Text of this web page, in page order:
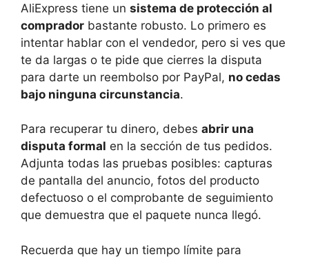
AliExpress tiene un sistema de protección al
comprador bastante robusto. Lo primero es
intentar hablar con el vendedor, pero si ves que
te da largas o te pide que cierres la disputa
para darte un reembolso por PayPal, no cedas
bajo ninguna circunstancia.
Para recuperar tu dinero, debes abrir una
disputa formal en la sección de tus pedidos.
Adjunta todas las pruebas posibles: capturas
de pantalla del anuncio, fotos del producto
defectuoso o el comprobante de seguimiento
que demuestra que el paquete nunca llegó.
Recuerda que hay un tiempo límite para